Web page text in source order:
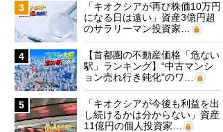
3
「キオクシアが再び株価10万円
になる日は遠い」資産3億円超
のサラリーマン投資家…
4
【首都圏の不動産価格「危ない
駅」ランキング】“中古マンシ
ョン売れ行き鈍化”のワ…
5
「キオクシアが今後も利益を出
し続けるかは分からない」資産
11億円の個人投資家…